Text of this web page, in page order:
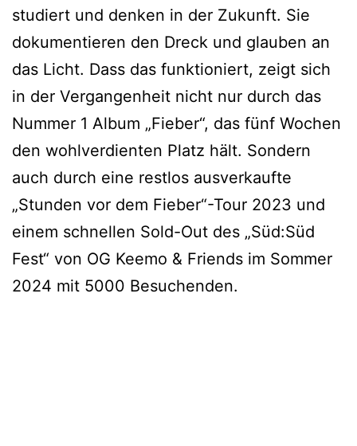
studiert und denken in der Zukunft. Sie
dokumentieren den Dreck und glauben an
das Licht. Dass das funktioniert, zeigt sich
in der Vergangenheit nicht nur durch das
Nummer 1 Album „Fieber“, das fünf Wochen
den wohlverdienten Platz hält. Sondern
auch durch eine restlos ausverkaufte
„Stunden vor dem Fieber“-Tour 2023 und
einem schnellen Sold-Out des „Süd:Süd
Fest“ von OG Keemo & Friends im Sommer
2024 mit 5000 Besuchenden.